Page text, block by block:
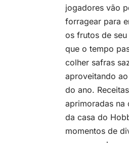
jogadores vão
forragear para
os frutos de
que o tempo
colher safras
aproveitando
do ano.
aprimoradas na
da casa do
momentos de